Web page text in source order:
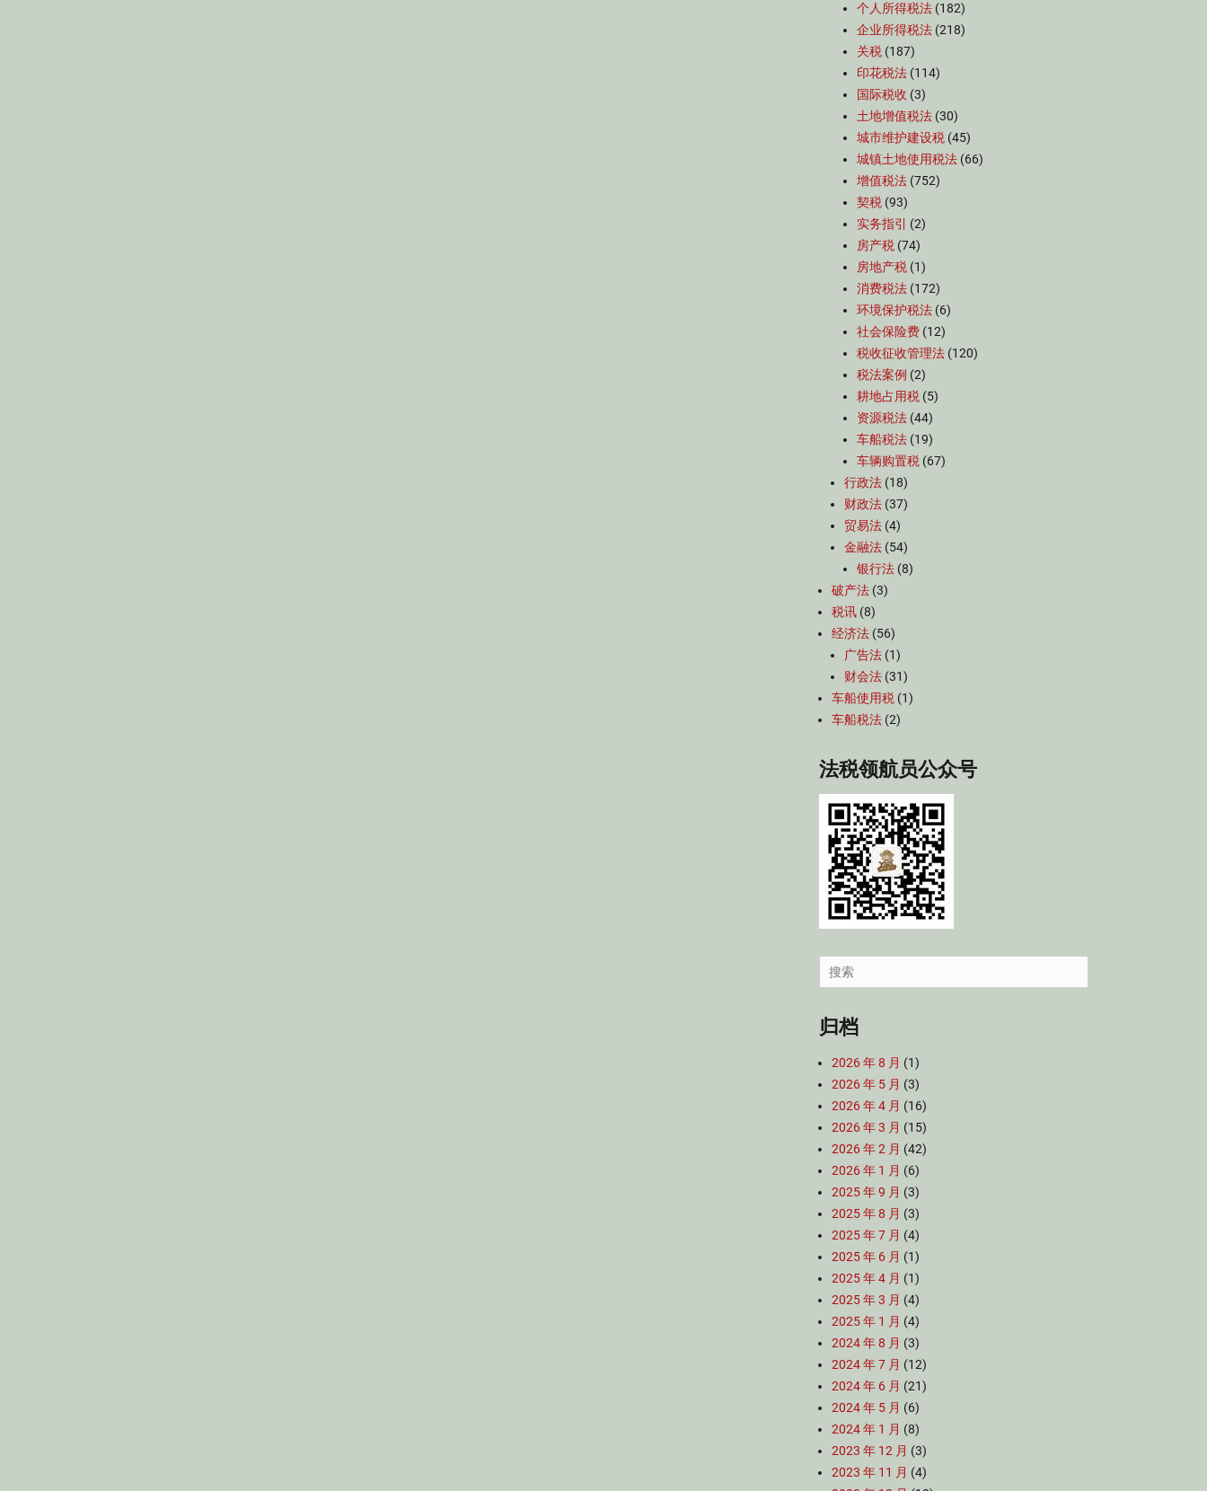
个人所得税法 (182)
企业所得税法 (218)
关税 (187)
印花税法 (114)
国际税收 (3)
土地增值税法 (30)
城市维护建设税 (45)
城镇土地使用税法 (66)
增值税法 (752)
契税 (93)
实务指引
(2)
房产税 (74)
房地产税 (1)
消费税法 (172)
环境保护税法 (6)
社会保险费 (12)
税收征收管理法 (120)
税法案例 (2)
耕地占用税 (5)
资源税法 (44)
车船税法 (19)
车辆购置税 (67)
行政法 (18)
财政法 (37)
贸易法 (4)
金融法 (54)
银行法 (8)
破产法 (3)
税讯 (8)
经济法 (56)
广告法 (1)
财会法 (31)
车船使用税 (1)
车船税法 (2)
法税领航员公众号
Search
for:
归档
2026 年 8 月 (1)
2026 年 5 月 (3)
2026 年 4 月 (16)
2026 年 3 月 (15)
2026 年 2 月 (42)
2026 年 1 月 (6)
2025 年 9 月 (3)
2025 年 8 月 (3)
2025 年 7 月 (4)
2025 年 6 月 (1)
2025 年 4 月 (1)
2025 年 3 月 (4)
2025 年 1 月 (4)
2024 年 8 月 (3)
2024 年 7 月 (12)
2024 年 6 月 (21)
2024 年 5 月 (6)
2024 年 1 月 (8)
2023 年 12 月 (3)
2023 年 11 月 (4)